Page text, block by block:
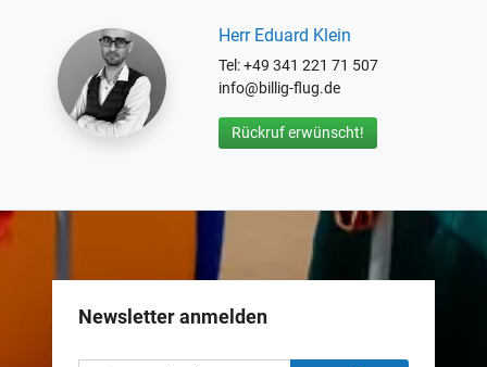
Herr Eduard Klein
Tel: +49 341 221 71 507
info@billig-flug.de
Rückruf erwünscht!
Newsletter anmelden